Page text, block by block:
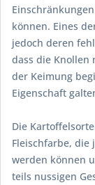
können. Eines
jedoch deren
dass die Knollen
der Keimung
Eigenschaft
Die
Fleischfarbe, die
werden können
teils nussigen